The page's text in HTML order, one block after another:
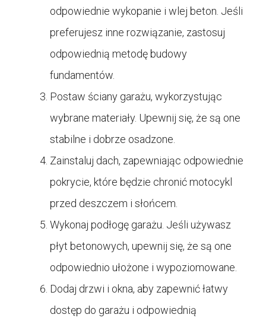
odpowiednie wykopanie i wlej beton. Jeśli
preferujesz inne rozwiązanie, zastosuj
odpowiednią metodę budowy
fundamentów.
Postaw ściany garażu, wykorzystując
wybrane materiały. Upewnij się, że są one
stabilne i dobrze osadzone.
Zainstaluj dach, zapewniając odpowiednie
pokrycie, które będzie chronić motocykl
przed deszczem i słońcem.
Wykonaj podłogę garażu. Jeśli używasz
płyt betonowych, upewnij się, że są one
odpowiednio ułożone i wypoziomowane.
Dodaj drzwi i okna, aby zapewnić łatwy
dostęp do garażu i odpowiednią